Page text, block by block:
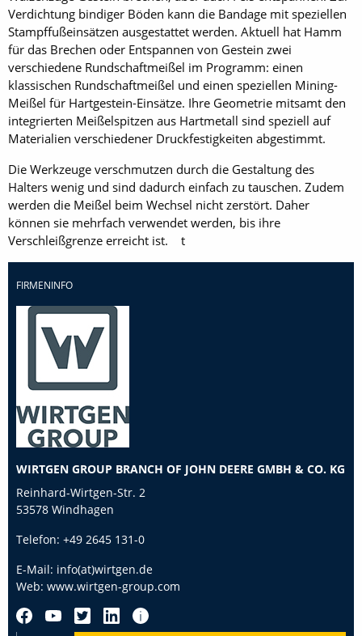
Verdichtung bindiger Böden kann die Bandage mit speziellen
Stampffußeinsätzen ausgestattet werden. Aktuell hat Hamm
für das Brechen oder Entspannen von Gestein zwei
verschiedene Rundschaftmeißel im Programm: einen
klassischen Rundschaftmeißel und einen speziellen Mining-
Meißel für Hartgestein-Einsätze. Ihre Geometrie mitsamt den
integrierten Meißelspitzen aus Hartmetall sind speziell auf
Materialien verschiedener Druckfestigkeiten abgestimmt.
Die Werkzeuge verschmutzen durch die Gestaltung des
Halters wenig und sind dadurch einfach zu tauschen. Zudem
werden die Meißel beim Wechsel nicht zerstört. Daher
können sie mehrfach verwendet werden, bis ihre
Verschleißgrenze erreicht ist. t
FIRMENINFO
WIRTGEN GROUP BRANCH OF JOHN DEERE GMBH & CO. KG
Reinhard-Wirtgen-Str. 2
53578 Windhagen
Telefon: +49 2645 131-0
E-Mail: info(at)wirtgen.de
Web: www.wirtgen-group.com